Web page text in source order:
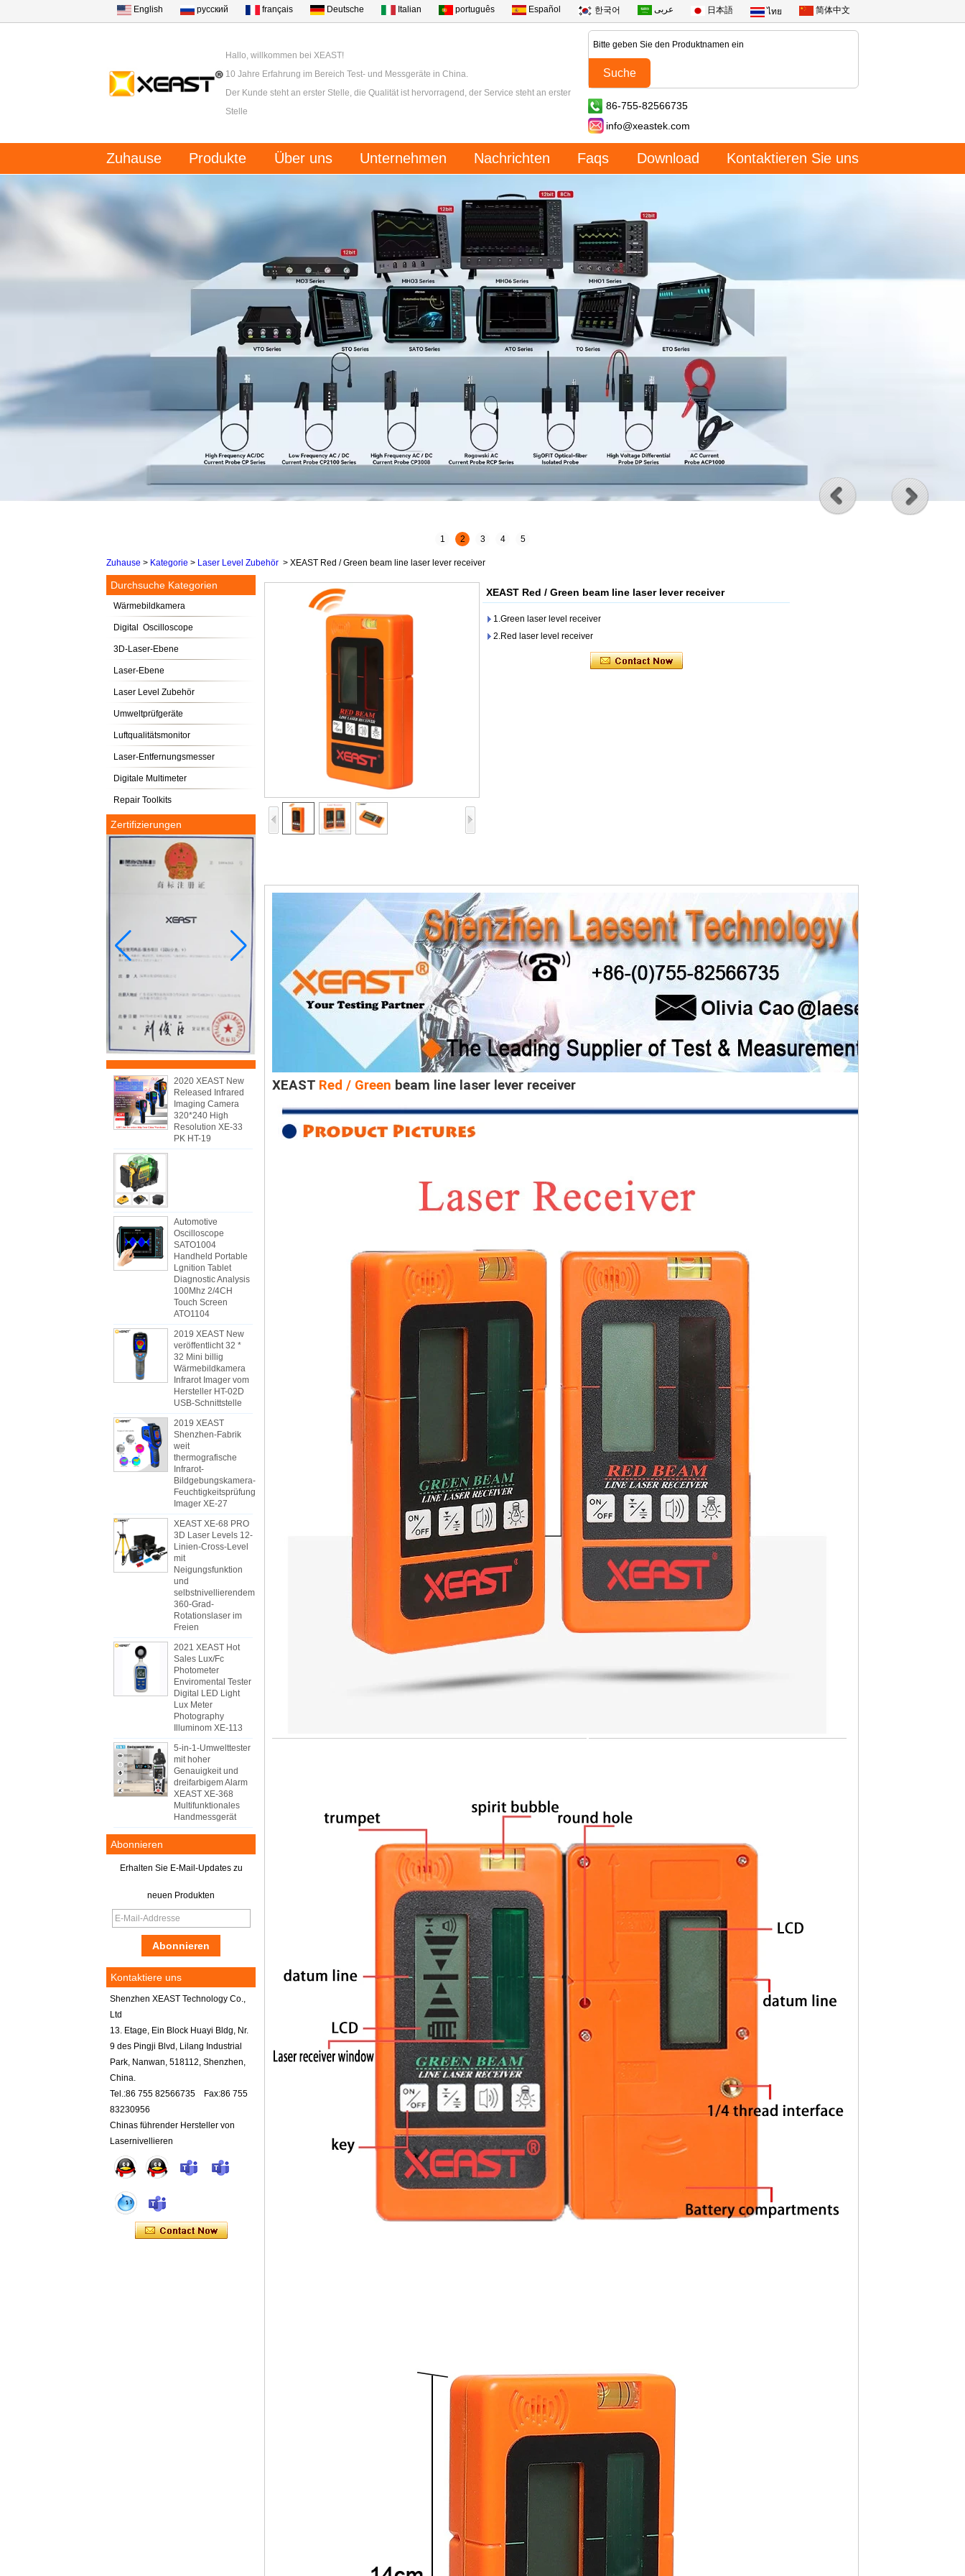
English русский français Deutsche Italian português Español 한국어 عربى 日本語 ไทย 简体中文
Hallo, willkommen bei XEAST!
10 Jahre Erfahrung im Bereich Test- und Messgeräte in China.
Der Kunde steht an erster Stelle, die Qualität ist hervorragend, der Service steht an erster
Stelle
86-755-82566735
info@xeastek.com
Zuhause Produkte Über uns Unternehmen Nachrichten Faqs Download Kontaktieren Sie uns
1 2 3 4 5
Zuhause > Kategorie > Laser Level Zubehör > XEAST Red / Green beam line laser lever receiver
Durchsuche Kategorien
Wärmebildkamera
Digital Oscilloscope
3D-Laser-Ebene
Laser-Ebene
Laser Level Zubehör
Umweltprüfgeräte
Luftqualitätsmonitor
Laser-Entfernungsmesser
Digitale Multimeter
Repair Toolkits
Zertifizierungen
2020 XEAST New
Released Infrared
Imaging Camera
320*240 High
Resolution XE-33
PK HT-19
Automotive
Oscilloscope
SATO1004
Handheld Portable
Lgnition Tablet
Diagnostic Analysis
100Mhz 2/4CH
Touch Screen
ATO1104
2019 XEAST New
veröffentlicht 32 *
32 Mini billig
Wärmebildkamera
Infrarot Imager vom
Hersteller HT-02D
USB-Schnittstelle
2019 XEAST
Shenzhen-Fabrik
weit
thermografische
Infrarot-
Bildgebungskamera-
Feuchtigkeitsprüfung
Imager XE-27
XEAST XE-68 PRO
3D Laser Levels 12-
Linien-Cross-Level
mit
Neigungsfunktion
und
selbstnivellierendem
360-Grad-
Rotationslaser im
Freien
2021 XEAST Hot
Sales Lux/Fc
Photometer
Enviromental Tester
Digital LED Light
Lux Meter
Photography
Illuminom XE-113
5-in-1-Umwelttester
mit hoher
Genauigkeit und
dreifarbigem Alarm
XEAST XE-368
Multifunktionales
Handmessgerät
Abonnieren
Erhalten Sie E-Mail-Updates zu
neuen Produkten
Kontaktiere uns
Shenzhen XEAST Technology Co.,
Ltd
13. Etage, Ein Block Huayi Bldg, Nr.
9 des Pingji Blvd, Lilang Industrial
Park, Nanwan, 518112, Shenzhen,
China.
Tel.:86 755 82566735 Fax:86 755
83230956
Chinas führender Hersteller von
Lasernivellieren
XEAST Red / Green beam line laser lever receiver
1.Green laser level receiver
2.Red laser level receiver
XEAST Red / Green beam line laser lever receiver